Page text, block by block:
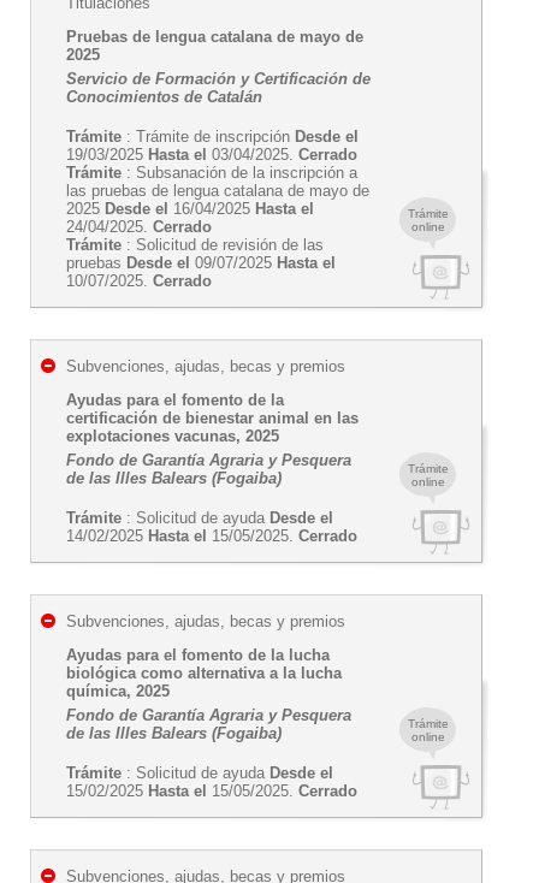
Trámite
online
Pruebas de lengua catalana de mayo de
2025
Servicio de Formación y Certificación de
Conocimientos de Catalán
Trámite : Trámite de inscripción Desde el
19/03/2025 Hasta el 03/04/2025. Cerrado
Trámite : Subsanación de la inscripción a
las pruebas de lengua catalana de mayo de
2025 Desde el 16/04/2025 Hasta el
24/04/2025. Cerrado
Trámite : Solicitud de revisión de las
pruebas Desde el 09/07/2025 Hasta el
10/07/2025. Cerrado
Trámite
online
Subvenciones, ajudas, becas y premios
Ayudas para el fomento de la
certificación de bienestar animal en las
explotaciones vacunas, 2025
Fondo de Garantía Agraria y Pesquera
de las Illes Balears (Fogaiba)
Trámite : Solicitud de ayuda Desde el
14/02/2025 Hasta el 15/05/2025. Cerrado
Trámite
online
Subvenciones, ajudas, becas y premios
Ayudas para el fomento de la lucha
biológica como alternativa a la lucha
química, 2025
Fondo de Garantía Agraria y Pesquera
de las Illes Balears (Fogaiba)
Trámite : Solicitud de ayuda Desde el
15/02/2025 Hasta el 15/05/2025. Cerrado
Subvenciones, ajudas, becas y premios